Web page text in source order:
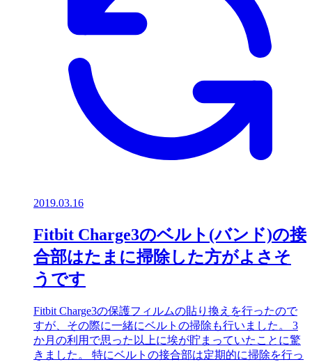
2019.03.16
Fitbit Charge3のベルト(バンド)の接
合部はたまに掃除した方がよさそ
うです
Fitbit Charge3の保護フィルムの貼り換えを行ったので
すが、その際に一緒にベルトの掃除も行いました。 3
か月の利用で思った以上に埃が貯まっていたことに驚
きました。 特にベルトの接合部は定期的に掃除を行っ